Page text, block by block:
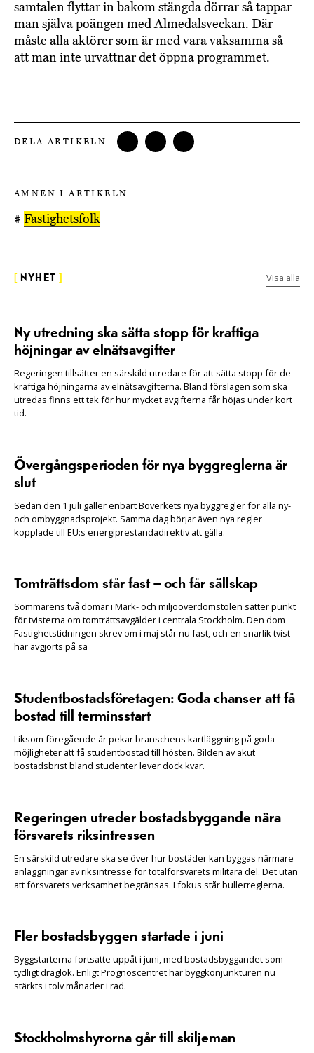
samtalen flyttar in bakom stängda dörrar så tappar
man själva poängen med Almedalsveckan. Där
måste alla aktörer som är med vara vaksamma så
att man inte urvattnar det öppna programmet.
DELA ARTIKELN
ÄMNEN I ARTIKELN
# Fastighetsfolk
NYHET Visa alla
Ny utredning ska sätta stopp för kraftiga
höjningar av elnätsavgifter
Regeringen tillsätter en särskild utredare för att sätta stopp för de
kraftiga höjningarna av elnätsavgifterna. Bland förslagen som ska
utredas finns ett tak för hur mycket avgifterna får höjas under kort
tid.
Övergångsperioden för nya byggreglerna är
slut
Sedan den 1 juli gäller enbart Boverkets nya byggregler för alla ny-
och ombyggnadsprojekt. Samma dag börjar även nya regler
kopplade till EU:s energiprestandadirektiv att gälla.
Tomträttsdom står fast – och får sällskap
Sommarens två domar i Mark- och miljööverdomstolen sätter punkt
för tvisterna om tomträttsavgälder i centrala Stockholm. Den dom
Fastighetstidningen skrev om i maj står nu fast, och en snarlik tvist
har avgjorts på sa
Studentbostadsföretagen: Goda chanser att få
bostad till terminsstart
Liksom föregående år pekar branschens kartläggning på goda
möjligheter att få studentbostad till hösten. Bilden av akut
bostadsbrist bland studenter lever dock kvar.
Regeringen utreder bostadsbyggande nära
försvarets riksintressen
En särskild utredare ska se över hur bostäder kan byggas närmare
anläggningar av riksintresse för totalförsvarets militära del. Det utan
att försvarets verksamhet begränsas. I fokus står bullerreglerna.
Fler bostadsbyggen startade i juni
Byggstarterna fortsatte uppåt i juni, med bostadsbyggandet som
tydligt draglok. Enligt Prognoscentret har byggkonjunkturen nu
stärkts i tolv månader i rad.
Stockholmshyrorna går till skiljeman